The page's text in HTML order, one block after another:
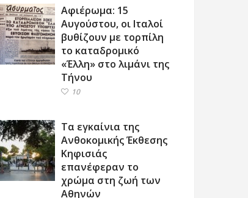
Αφιέρωμα: 15
Αυγούστου, οι Ιταλοί
βυθίζουν με τορπίλη
το καταδρομικό
«Έλλη» στο λιμάνι της
Τήνου
10
Τα εγκαίνια της
Ανθοκομικής Έκθεσης
Κηφισιάς
επανέφεραν το
χρώμα στη ζωή των
Αθηνών